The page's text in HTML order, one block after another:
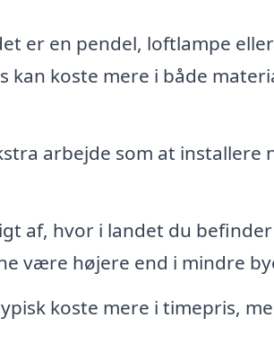
er en pendel, loftlampe eller
kan koste mere i både
arbejde som at installere
af, hvor i landet du
være højere end i mindre
koste mere i timepris,